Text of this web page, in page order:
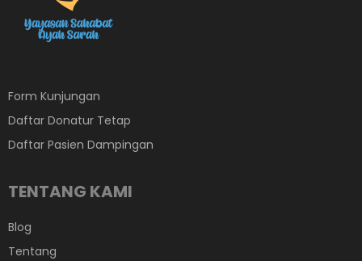
Form Kunjungan
Daftar Donatur Tetap
Daftar Pasien Dampingan
TENTANG KAMI
Blog
Tentang